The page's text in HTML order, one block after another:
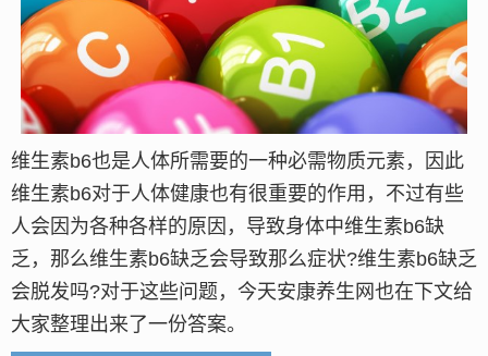
维生素b6也是人体所需要的一种必需物质元素，因此
维生素b6对于人体健康也有很重要的作用，不过有些
人会因为各种各样的原因，导致身体中维生素b6缺
乏，那么维生素b6缺乏会导致那么症状?维生素b6缺乏
会脱发吗?对于这些问题，今天安康养生网也在下文给
大家整理出来了一份答案。